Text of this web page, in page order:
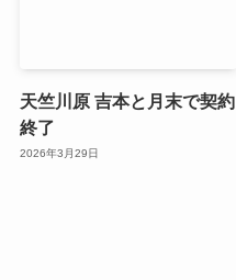
天竺川原 吉本と月末で契約
終了
2026年3月29日